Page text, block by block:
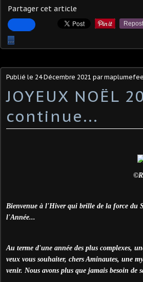
Partager cet article
Repost
…
Publié le 24 Décembre 2021 par maplumefee
JOYEUX NOËL
continue...
Bienvenue à l'Hiver qui brille de la force du
l'Année...
Au terme d'une année des plus complexes,
veux vous souhaiter, chers Aminautes, une
venir. Nous avons plus que jamais besoin de